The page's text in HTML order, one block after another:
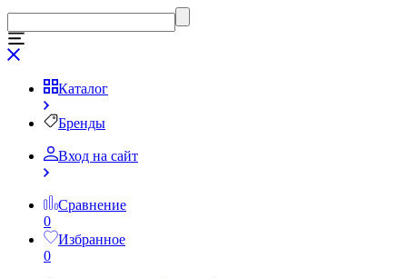
Каталог
Бренды
Вход на сайт
Сравнение
0
Избранное
0